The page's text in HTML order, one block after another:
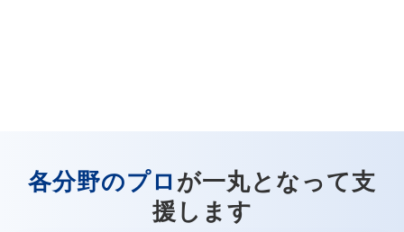
各分野のプロ が一丸となって支
援します